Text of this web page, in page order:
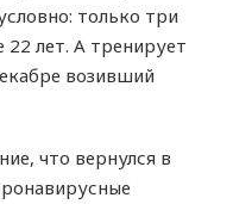
только три
22 лет. А тренирует
возивший
что вернулся в